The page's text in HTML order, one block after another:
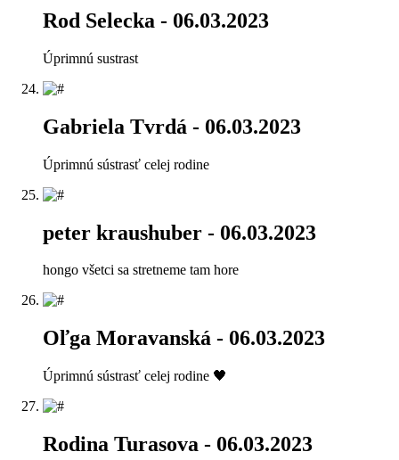
Rod Selecka - 06.03.2023
Úprimnú sustrast
Gabriela Tvrdá - 06.03.2023
Úprimnú sústrasť celej rodine
peter kraushuber - 06.03.2023
hongo všetci sa stretneme tam hore
Oľga Moravanská - 06.03.2023
Úprimnú sústrasť celej rodine 🖤
Rodina Turasova - 06.03.2023